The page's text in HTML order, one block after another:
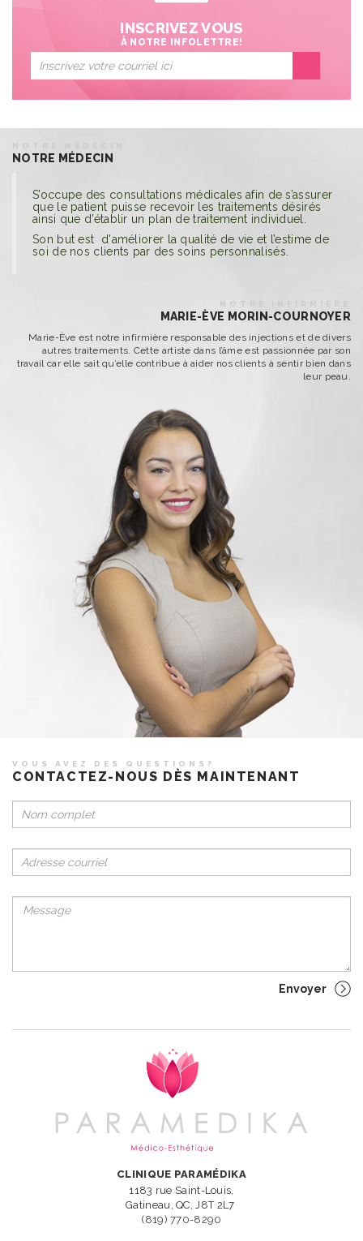
INSCRIVEZ VOUS
À NOTRE INFOLETTRE!
NOTRE MÉDECIN
S’occupe des consultations médicales afin de s’assurer
que le patient puisse recevoir les traitements désirés
ainsi que d’établir un plan de traitement individuel.
Son but est d'améliorer la qualité de vie et l’estime de
soi de nos clients par des soins personnalisés.
MARIE-ÈVE MORIN-COURNOYER
Marie-Ève est notre infirmière responsable des injections et de divers
autres traitements. Cette artiste dans l’âme est passionnée par son
travail car elle sait qu’elle contribue à aider nos clients à sentir bien dans
leur peau.
VOUS AVEZ DES QUESTIONS?
CONTACTEZ-NOUS DÈS MAINTENANT
CLINIQUE PARAMÉDIKA
1183 rue Saint-Louis,
Gatineau, QC, J8T 2L7
(819) 770-8290